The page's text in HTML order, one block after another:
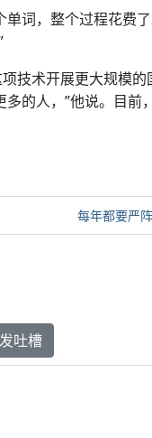
词，整个过程花费
技术开展更大规模
的人，”他说。目前
每年都要严
吐槽